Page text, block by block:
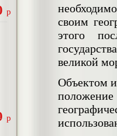
р
р
своим
этого
великой
Объектом